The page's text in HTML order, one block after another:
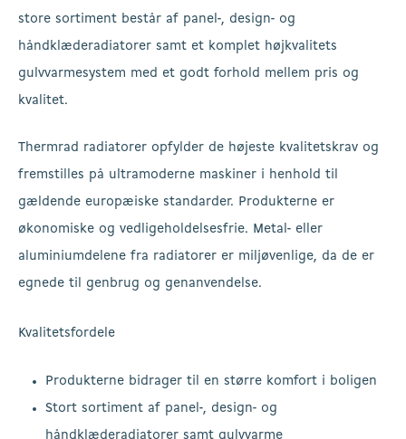
store sortiment består af panel-, design- og
håndklæderadiatorer samt et komplet højkvalitets
gulvvarmesystem med et godt forhold mellem pris og
kvalitet.
Thermrad radiatorer opfylder de højeste kvalitetskrav og
fremstilles på ultramoderne maskiner i henhold til
gældende europæiske standarder. Produkterne er
økonomiske og vedligeholdelsesfrie. Metal- eller
aluminiumdelene fra radiatorer er miljøvenlige, da de er
egnede til genbrug og genanvendelse.
Kvalitetsfordele
Produkterne bidrager til en større komfort i boligen
Stort sortiment af panel-, design- og
håndklæderadiatorer samt gulvvarme